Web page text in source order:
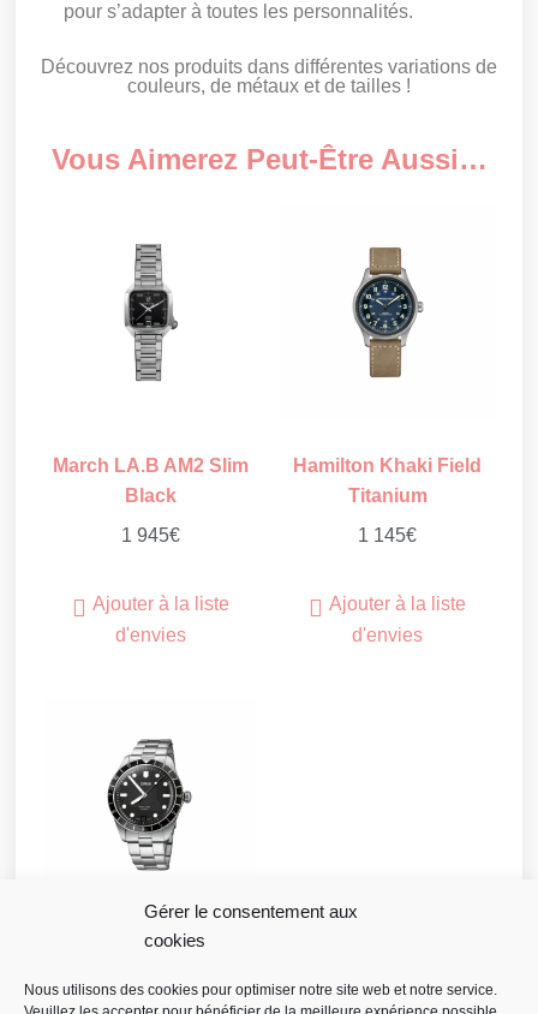
Gérer le consentement aux
cookies
Nous utilisons des cookies pour optimiser notre site web et notre service.
pour s’adapter à toutes les personnalités.
Découvrez nos produits dans différentes variations de
couleurs, de métaux et de tailles !
Vous Aimerez Peut-Être Aussi…
March LA.B AM2 Slim
Black
1 945€
Ajouter à la liste
d'envies
Hamilton Khaki Field
Titanium
1 145€
Ajouter à la liste
d'envies
12H Calibre 400